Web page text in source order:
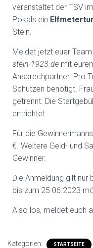
veranstaltet der TSV
Pokals ein
Stein.
Meldet jetzt euer
stein-1923.de mit
Ansprechpartner. Pro
Schützen benötigt.
getrennt. Die
entrichtet.
Für die
€. Weitere Geld- und
Gewinner.
Die Anmeldung gilt
bis zum 25.06.2023
Also los, meldet euch
Kategorien: STARTSEITE